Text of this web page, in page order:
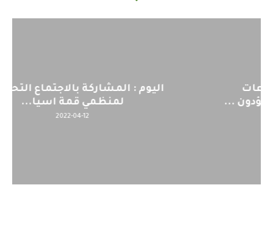
اليوم : المشاركة بالاجتماع التحضيري
لمنظمي قمة اسيا...